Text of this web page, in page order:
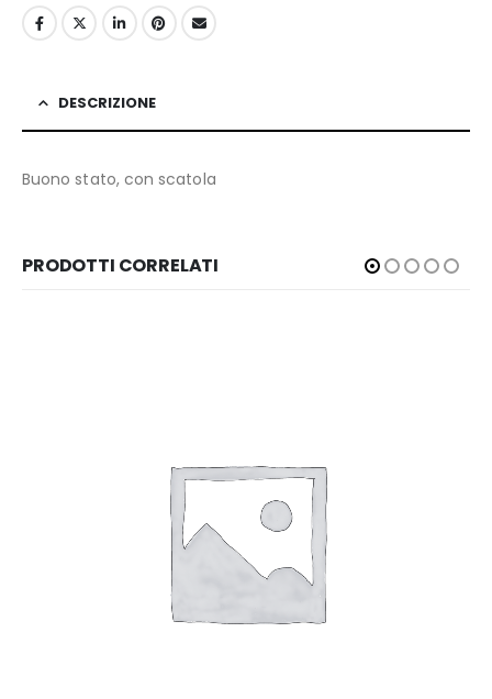
DESCRIZIONE
Buono stato, con scatola
PRODOTTI CORRELATI